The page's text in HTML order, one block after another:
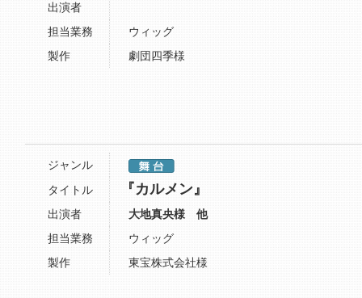
出演者
担当業務
ウィッグ
製作
劇団四季様
ジャンル
タイトル
『カルメン』
出演者
大地真央様 他
担当業務
ウィッグ
製作
東宝株式会社様